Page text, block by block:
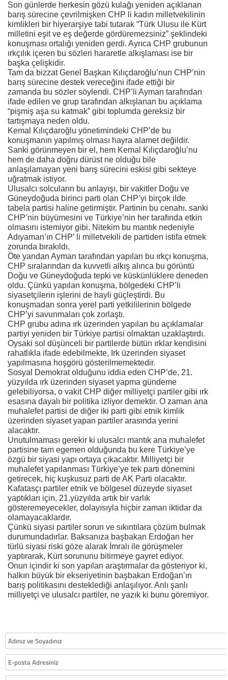
Son günlerde herkesin gözü kulağı yeniden açıklanan
barış sürecine çevrilmişken CHP li kadın milletvekilinin
kimlikleri bir hiyerarşiye tabi tutarak “Türk Ulusu ile Kürt
milletini eşit ve eş değerde gördüremezsiniz” şeklindeki
konuşması ortalığı yeniden gerdi. Ayrıca CHP grubunun
ırkçılık içeren bu sözleri hararetle alkışlaması ise bir
başka çelişkidir.
Tam da bizzat Genel Başkan Kılıçdaroğlu’nun CHP’nin
barış sürecine destek vereceğini ifade ettiği bir
zamanda bu sözler söylendi. CHP’li Ayman tarafından
ifade edilen ve grup tarafından alkışlanan bu açıklama
“pişmiş aşa su katmak” gibi toplumda gereksiz bir
tartışmaya neden oldu.
Kemal Kılıçdaroğlu yönetimindeki CHP’de bu
konuşmanın yapılmış olması hayra alamet değildir.
Sanki görünmeyen bir el, hem Kemal Kılıçdaroğlu’nu
hem de daha doğru dürüst ne olduğu bile
anlaşılamayan yeni barış sürecini eskisi gibi sekteye
uğratmak istiyor.
Ulusalcı solcuların bu anlayışı, bir vakitler Doğu ve
Güneydoğuda birinci parti olan CHP’yi birçok ilde
tabela partisi haline getirmiştir. Partinin bu cenahı, sanki
CHP’nin büyümesini ve Türkiye’nin her tarafında etkin
olmasını istemiyor gibi. Nitekim bu mantık nedeniyle
Adıyaman’ın CHP’ li milletvekili de partiden istifa etmek
zorunda bırakıldı.
Öte yandan Ayman tarafından yapılan bu ırkçı konuşma,
CHP sıralarından da kuvvetli alkış alınca bu görüntü
Doğu ve Güneydoğuda tepki ve küskünlüklere deneden
oldu. Çünkü yapılan konuşma, bölgedeki CHP’li
siyasetçilerin işlerini de hayli güçleştirdi. Bu
konuşmadan sonra yerel parti yetkililerinin bölgede
CHP’yi savunmaları çok zorlaştı.
CHP grubu adına ırk üzerinden yapılan bu açıklamalar
partiyi yeniden bir Türkiye partisi olmaktan uzaklaştırdı.
Oysaki sol düşünceli bir partilerde bütün ırklar kendisini
rahatlıkla ifade edebilmekte, Irk üzerinden siyaset
yapılmasına hoşgörü gösterilmemektedir.
Sosyal Demokrat olduğunu iddia eden CHP’de, 21.
yüzyılda ırk üzerinden siyaset yapma gündeme
gelebiliyorsa, o vakit CHP diğer milliyetçi partiler gibi ırk
esasına dayalı bir politika izliyor demektir. O zaman ana
muhalefet partisi de diğer iki parti gibi etnik kimlik
üzerinden siyaset yapan partiler arasında yerini
alacaktır.
Unutulmaması gerekir ki ulusalcı mantık ana muhalefet
partisine tam egemen olduğunda bu kere Türkiye’ye
özgü bir siyasi yapı ortaya çıkacaktır. Milliyetçi bir
muhalefet yapılanması Türkiye’ye tek parti dönemini
getirecek, hiç kuşkusuz parti de AK Parti olacaktır.
Kafatasçı partiler etnik ve bölgesel düzeyde siyaset
yaptıkları için, 21.yüzyılda artık bir varlık
gösteremeyecekler, dolayısıyla hiçbir zaman iktidar da
olamayacaklardır.
Çünkü siyasi partiler sorun ve sıkıntılara çözüm bulmak
durumundadırlar. Baksanıza başbakan Erdoğan her
türlü siyasi riski göze alarak İmralı ile görüşmeler
yaptırarak, Kürt sorununu bitirmeye gayret ediyor.
Onun içindir ki son yapılan araştırmalar da gösteriyor ki,
halkın büyük bir ekseriyetinin başbakan Erdoğan’ın
barış politikasını desteklediği anlaşılıyor. Anlı şanlı
milliyetçi ve ulusalcı partiler, ne yazık ki bunu göremiyor.